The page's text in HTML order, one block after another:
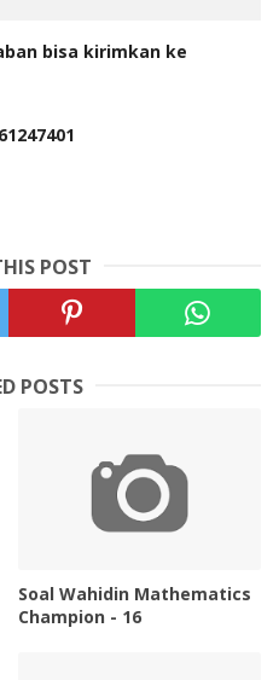
bisa kirimkan ke
POST
POSTS
Soal Wahidin Mathematics
Champion - 16